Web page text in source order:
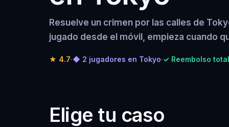
Resuelve un crimen por las calles de
jugado desde el móvil, empieza cuando
★ 4.7·◆ 2 jugadores en Tokyo·✓ Reembolso
Elige tu caso